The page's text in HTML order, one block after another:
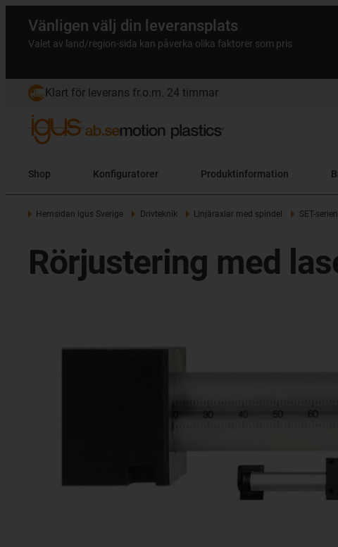
Vänligen välj din leveransplats
Valet av land/region-sida kan påverka olika faktorer som pris
Klart för leverans fr.o.m. 24 timmar
Shop Konfiguratorer Produktinformation
Hemsidan igus Sverige Drivteknik Linjäraxlar med spindel SET-serien
Rörjustering med